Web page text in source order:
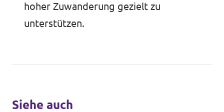
hoher Zuwanderung gezielt zu
unterstützen.
Siehe auch